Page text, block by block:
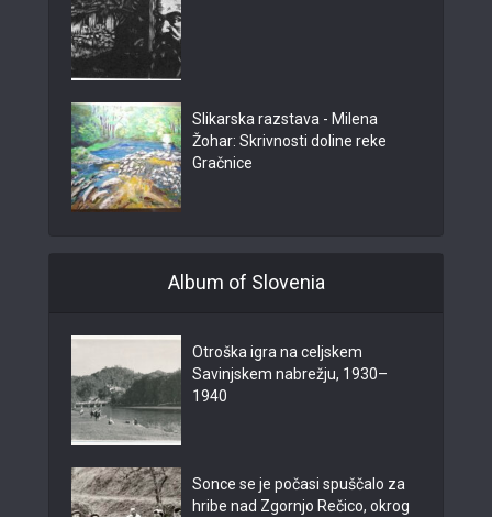
Slikarska razstava - Milena
Žohar: Skrivnosti doline reke
Gračnice
Album of Slovenia
Otroška igra na celjskem
Savinjskem nabrežju, 1930–
1940
Sonce se je počasi spuščalo za
hribe nad Zgornjo Rečico, okrog